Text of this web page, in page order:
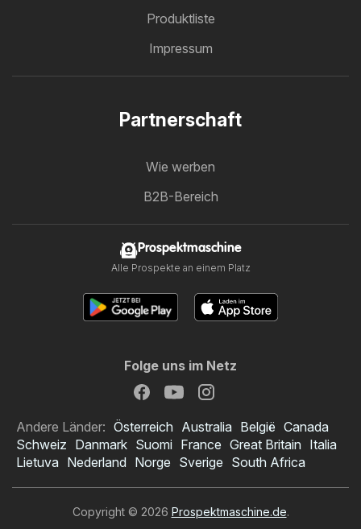
Produktliste
Impressum
Partnerschaft
Wie werben
B2B-Bereich
Prospektmaschine
Alle Prospekte an einem Platz
Folge uns im Netz
Andere Länder: Österreich Australia België Canada
Schweiz Danmark Suomi France Great Britain Italia
Lietuva Nederland Norge Sverige South Africa
Copyright © 2026 Prospektmaschine.de.